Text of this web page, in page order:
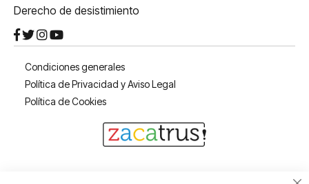
Derecho de desistimiento
Condiciones generales
Política de Privacidad y Aviso Legal
Política de Cookies